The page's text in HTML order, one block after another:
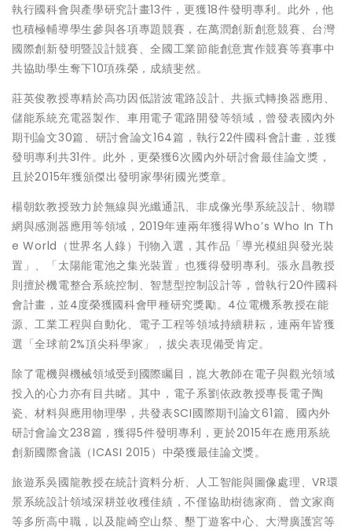
執行國科會與產學研究計畫13件，更獲18件發明專利。此外，他
也積極輔導學生參與各項專題競賽，在萬潤創新創意競賽、台灣
國際創新發明暨設計競賽、全國工業節能創意實作競賽等賽事中
共協助學生奪下10項殊榮，成績斐然。
莊英俊教授專精於高功因低諧波電路設計、共振式轉換器應用、
儲能系統充電器製作、車用電子電路開發等領域，曾發表國內外
期刊論文30篇、研討會論文164篇，執行22件國科會計畫，並獲
發明專利共31件。此外，更榮獲6次國內外研討會最佳論文獎，
且於2015年獲頒傑出發明家學術國光獎章。
楊朝欽教授致力於無線與光纖通訊、非成像光學系統設計、物聯
網與感測器應用等領域，2019年連兩年獲得Who’s Who In Th
e World（世界名人錄）刊物入選，其作品「導光模組與發光裝
置」、「太陽能電池之集光裝置」也獲得發明專利。張永昌教授
則擅於機電整合系統控制、智慧型控制設計等，曾執行20件國科
會計畫，並4度榮獲國科會甲種研究獎勵。4位電機系教授在能
源、工業工程與自動化、電子工程等領域持續耕耘，連兩年皆獲
選「全球前2%頂尖科學家」，拔尖表現備受肯定。
除了電機與機械領域受到國際矚目，崑大教師在電子與觀光領域
投入的心力亦有目共睹。其中，電子系劉依政教授專長電子陶
瓷、材料與應用物理學，共發表SCI國際期刊論文61篇、國內外
研討會論文238篇，獲得5件發明專利，更於2015年在應用系統
創新國際會議（ICASI 2015）中榮獲最佳論文獎。
旅遊系吳國龍教授在統計資料分析、人工智能與圖像處理、VR環
景系統設計領域深耕並收穫佳績，不僅協助樹德家商、曾文家商
等多所高中職，以及龍崎空山祭、墾丁遊客中心、大灣廣護宮等